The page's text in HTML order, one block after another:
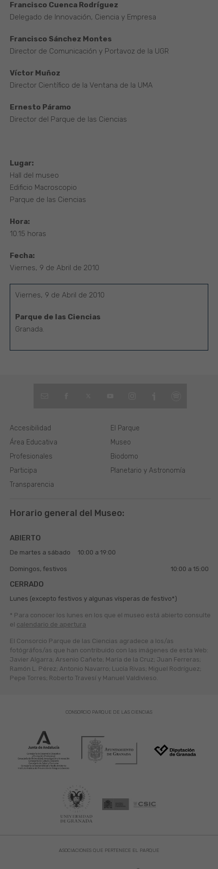
Francisco Cuenca Rodríguez
Delegado de Innovación, Ciencia y Empresa
Francisco Sánchez Montes
Director de Comunicación y Portavoz de la UGR
Víctor Muñoz
Director Científico de la Ventana de la UMA
Ernesto Páramo
Director del Parque de las Ciencias
Lugar:
Hall del museo
Edificio Macroscopio
Parque de las Ciencias
Hora:
10.15 horas
Fecha:
Viernes, 9 de Abril de 2010
Viernes, 9 de Abril de 2010
Parque de las Ciencias
Granada.
El Parque
Museo
Biodomo
Planetario y Astronomía
Área Educativa
Profesionales
Participa
Transparencia
Accesibilidad
Horario general del Museo:
ABIERTO
De martes a sábado 10:00 a 19:00
Domingos, festivos 10:00 a 15:00
CERRADO
Lunes (excepto festivos y algunas vísperas de festivo*)
* Para conocer los lunes en los que el museo está abierto consulte
el calendario de apertura
El Consorcio Parque de las Ciencias agradece a los/as
fotógráfos/as que han contribuido con las imágenes de esta Web:
Javier Algarra; Arsenio Cañete; María de la Cruz; Juan Ferreras;
Ramón L. Pérez; Antonio Navarro; Lucía Rivas; Miguel Rodríguez;
Pepe Torres; Roberto Travesí y Manuel Valdivieso.
ASOCIACIONES QUE PERTENECE EL PARQUE
CONSORCIO PARQUE DE LAS CIENCIAS